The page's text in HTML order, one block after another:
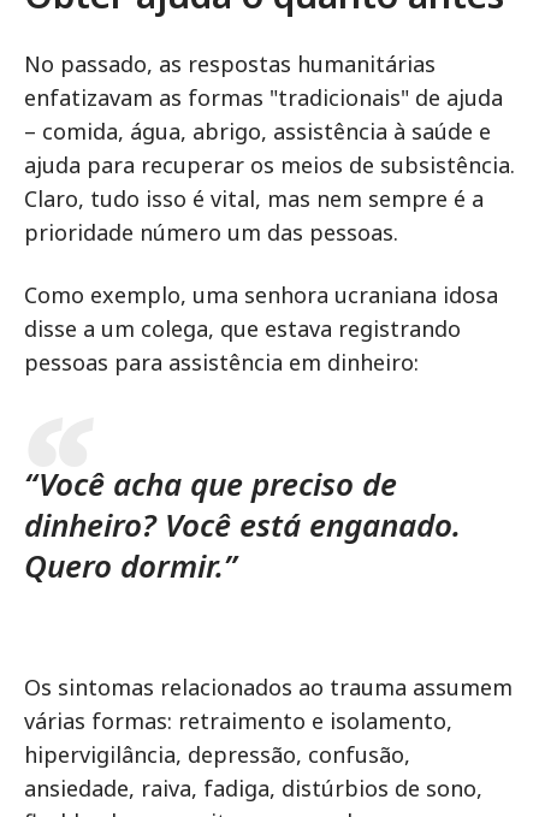
No passado, as respostas humanitárias
enfatizavam as formas "tradicionais" de ajuda
– comida, água, abrigo, assistência à saúde e
ajuda para recuperar os meios de subsistência.
Claro, tudo isso é vital, mas nem sempre é a
prioridade número um das pessoas.
Como exemplo, uma senhora ucraniana idosa
disse a um colega, que estava registrando
pessoas para assistência em dinheiro:
“Você acha que preciso de
dinheiro? Você está enganado.
Quero dormir.”
Os sintomas relacionados ao trauma assumem
várias formas: retraimento e isolamento,
hipervigilância, depressão, confusão,
ansiedade, raiva, fadiga, distúrbios de sono,